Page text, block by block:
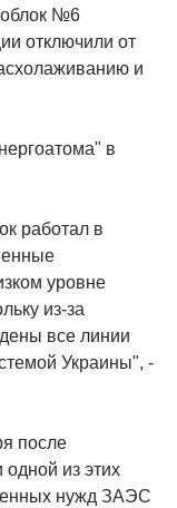
№6
отключили от
и
в
работал в
уровне
из-за
все линии
Украины", -
после
одной из этих
нужд ЗАЭС